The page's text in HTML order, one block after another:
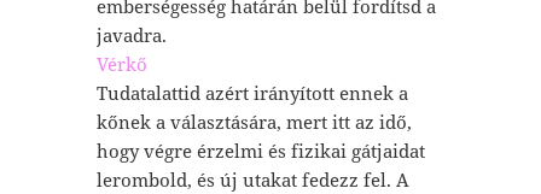
emberségesség határán belül fordítsd a
javadra.
Vérkő
Tudatalattid azért irányított ennek a
kőnek a választására, mert itt az idő,
hogy végre érzelmi és fizikai gátjaidat
lerombold, és új utakat fedezz fel. A